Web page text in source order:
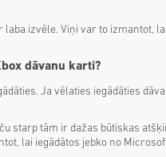
izvēle. Viņi var to izmantot,
dāvanu karti?
Ja vēlaties iegādāties
starp tām ir dažas būtiskas
lai iegādātos jebko no